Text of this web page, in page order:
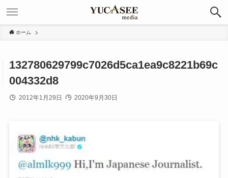
ホーム
132780629799c7026d5ca1ea9c8221b69c
004332d8
2012年1月29日 2020年9月30日